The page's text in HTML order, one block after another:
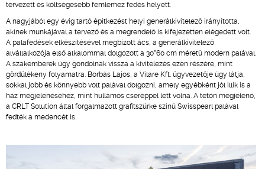
tervezett és költségesebb fémlemez fedés helyett.
A nagyjából egy évig tartó építkezést helyi generálkivitelező irányította,
akinek munkájával a tervező és a megrendelő is kifejezetten elégedett volt.
A palafedések elkészítésével megbízott ács, a generálkivitelező
alvállalkozója első alkalommal dolgozott a 30*60 cm méretű modern palával.
A szakemberek úgy gondolnak vissza a kivitelezés ezen részére, mint
gördülékeny folyamatra. Borbás Lajos, a Vilare Kft. ügyvezetője úgy látja,
sokkal jobb és könnyebb volt palával dolgozni, amely egyébként jól illik is a
ház megjelenéséhez, mint hullámos cseréppel lett volna. A tetőn megjelenő,
a CRLT Solution által forgalmazott grafitszürke színű Swisspearl palával
fedték a medencét is.